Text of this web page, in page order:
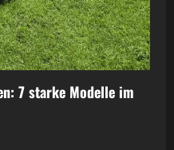
7 starke Modelle im